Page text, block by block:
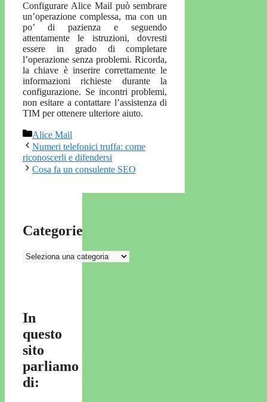
Configurare Alice Mail può sembrare
un’operazione complessa, ma con un
po’ di pazienza e seguendo
attentamente le istruzioni, dovresti
essere in grado di completare
l’operazione senza problemi. Ricorda,
la chiave è inserire correttamente le
informazioni richieste durante la
configurazione. Se incontri problemi,
non esitare a contattare l’assistenza di
TIM per ottenere ulteriore aiuto.
Categorie
Alice Mail
Numeri telefonici truffa: come
riconoscerli e difendersi
Cosa fa un consulente SEO
Categorie
Categorie
In
questo
sito
parliamo
di: